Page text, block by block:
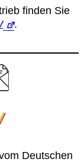
finden Sie
.
Deutschen